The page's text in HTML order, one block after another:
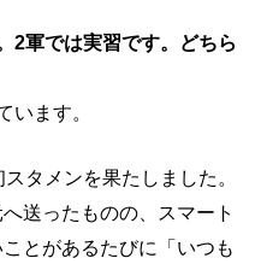
2軍では実習です。どちら
います。
タメンを果たしました。
送ったものの、スマート
とがあるたびに「いつも